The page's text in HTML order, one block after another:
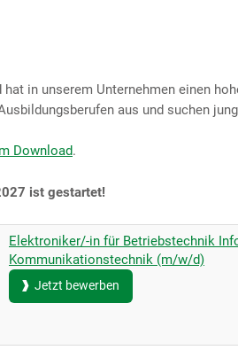
in unserem Unternehmen einen
aus und suchen
Download.
ist gestartet!
Elektroniker/-in für Betriebstechnik
Kommunikationstechnik (m/w/d)
Jetzt bewerben